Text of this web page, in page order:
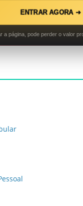
ENTRAR AGORA ➜
a página, pode perder o valor